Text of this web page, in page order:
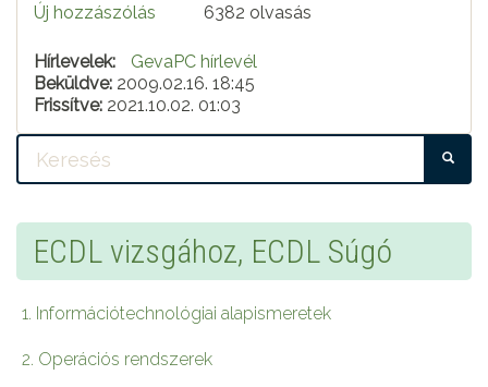
Új hozzászólás 6382 olvasás
Hírlevelek:
GevaPC hírlevél
Beküldve: 2009.02.16. 18:45
Frissítve: 2021.10.02. 01:03
ECDL vizsgához, ECDL Súgó
1. Információtechnológiai alapismeretek
2. Operációs rendszerek